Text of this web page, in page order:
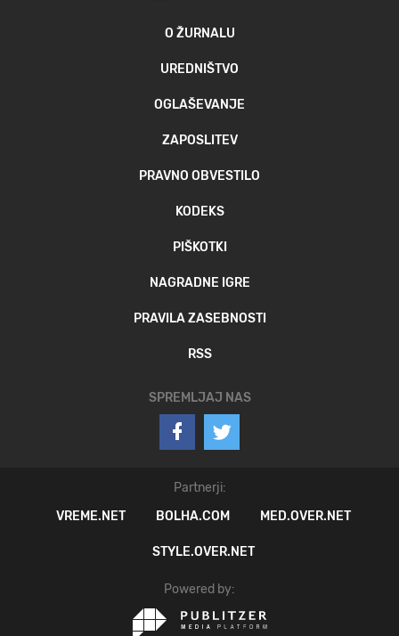
O ŽURNALU
UREDNIŠTVO
OGLAŠEVANJE
ZAPOSLITEV
PRAVNO OBVESTILO
KODEKS
PIŠKOTKI
NAGRADNE IGRE
PRAVILA ZASEBNOSTI
RSS
SPREMLJAJ NAS
Partnerji:
VREME.NET
BOLHA.COM MED.OVER.NET
STYLE.OVER.NET
Powered by: